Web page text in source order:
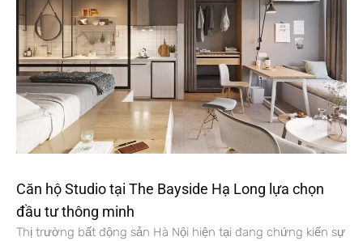
Căn hộ Studio tại The Bayside Hạ Long lựa chọn
đầu tư thông minh
Thị trường bất động sản Hà Nội hiện tại đang chứng kiến sự